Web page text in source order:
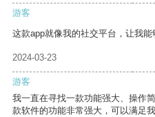
游客
这款app就像我的社交平台，让我能
2024-03-23
游客
我一直在寻找一款功能强大、操作
款软件的功能非常强大，可以满足